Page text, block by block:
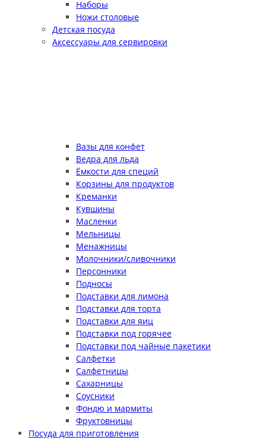
Наборы
Ножи столовые
Детская посуда
Аксессуары для сервировки
Вазы для конфет
Ведра для льда
Ёмкости для специй
Корзины для продуктов
Креманки
Кувшины
Масленки
Мельницы
Менажницы
Молочники/сливочники
Персонники
Подносы
Подставки для лимона
Подставки для торта
Подставки для яиц
Подставки под горячее
Подставки под чайные пакетики
Салфетки
Салфетницы
Сахарницы
Соусники
Фондю и мармиты
Фруктовницы
Посуда для приготовления